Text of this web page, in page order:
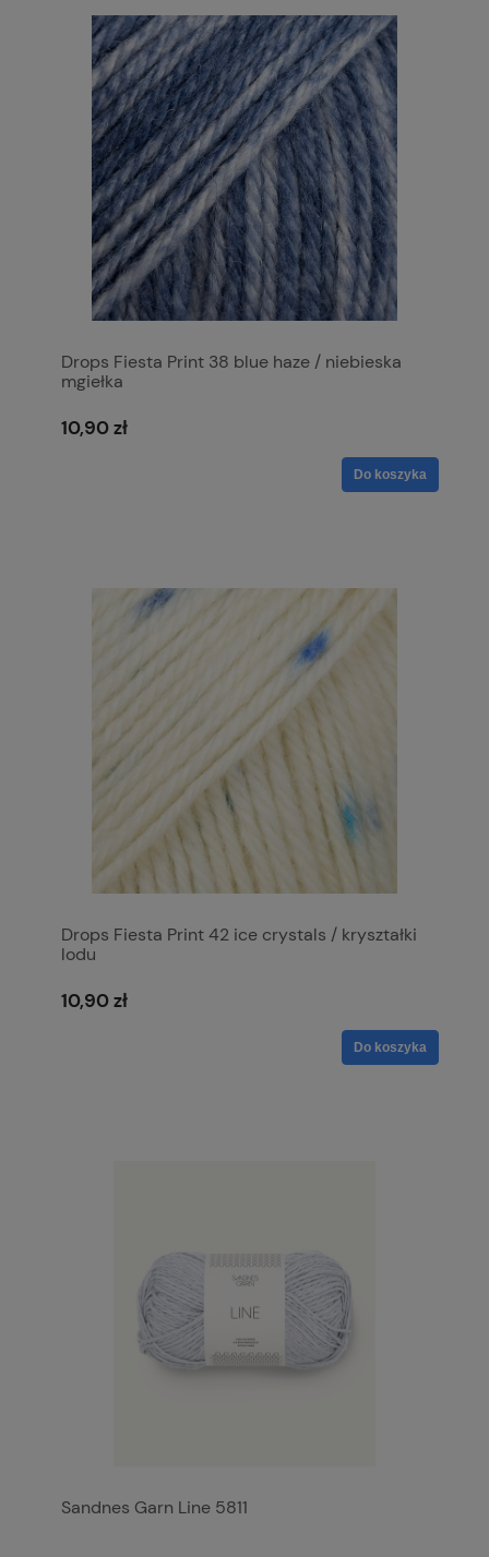
Drops Fiesta Print 38 blue haze / niebieska
mgiełka
10,90 zł
Do koszyka
Drops Fiesta Print 42 ice crystals / kryształki
lodu
10,90 zł
Do koszyka
Sandnes Garn Line 5811